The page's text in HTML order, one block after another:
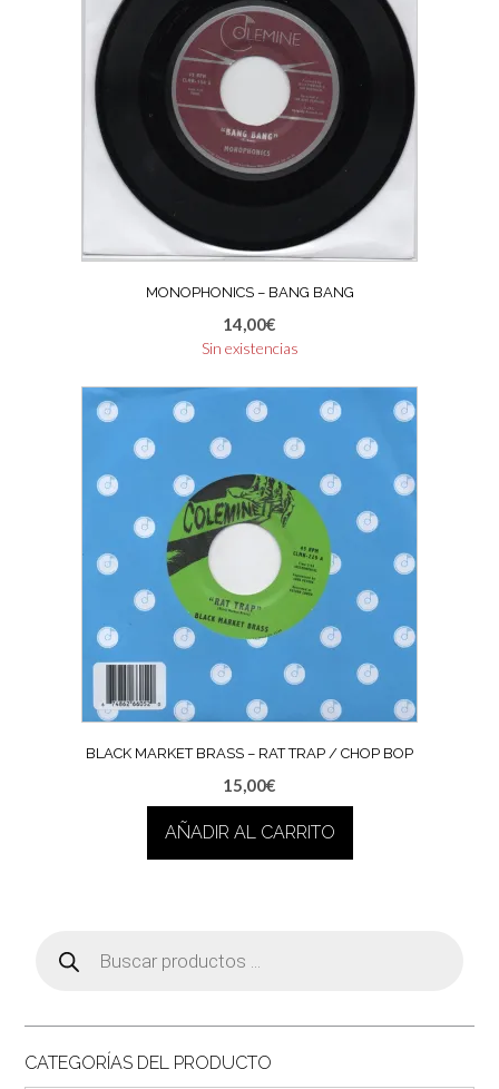
MONOPHONICS – BANG BANG
14,00€
Sin existencias
BLACK MARKET BRASS – RAT TRAP / CHOP BOP
15,00€
AÑADIR AL CARRITO
productos
CATEGORÍAS DEL PRODUCTO